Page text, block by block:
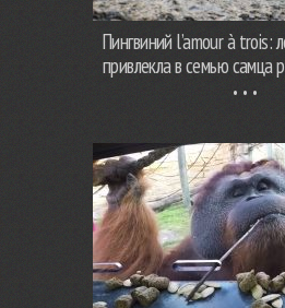
Пингвиний l’amour à trois:
привлекла в семью самца